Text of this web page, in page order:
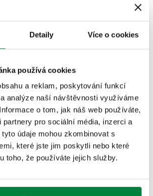
Detaily Více o cookies
používá cookies
a reklam, poskytování funkcí
analýze naší návštěvnosti využíváme
o tom, jak náš web používáte,
pro sociální média, inzerci a
údaje mohou zkombinovat s
které jste jim poskytli nebo které
toho, že používáte jejich služby.
DXF
BIM